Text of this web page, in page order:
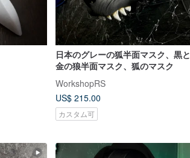
日本のグレーの狐半面マスク、黒と
金の狼半面マスク、狐のマスク
WorkshopRS
US$ 215.00
カスタム可